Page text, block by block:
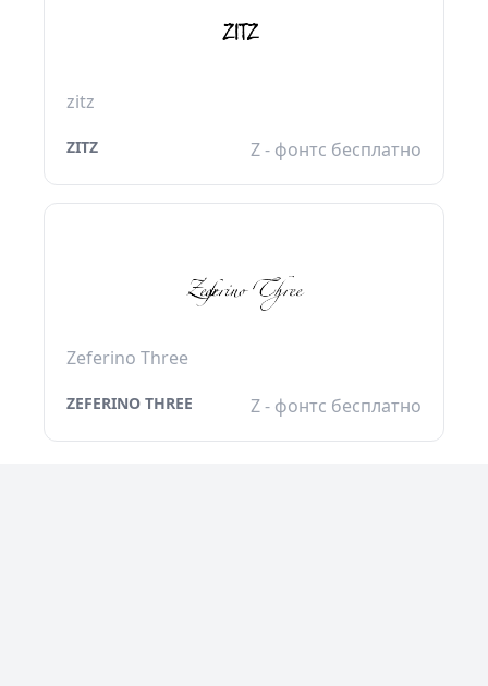
zitz
ZITZ Z - фонтс бесплатно
Zeferino Three
ZEFERINO THREE Z - фонтс бесплатно